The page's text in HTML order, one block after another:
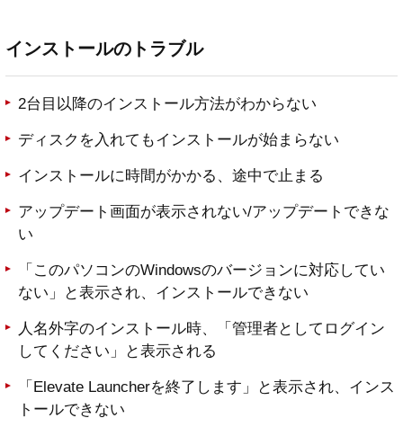
インストールのトラブル
2台目以降のインストール方法がわからない
ディスクを入れてもインストールが始まらない
インストールに時間がかかる、途中で止まる
アップデート画面が表示されない/アップデートできな
い
「このパソコンのWindowsのバージョンに対応してい
ない」と表示され、インストールできない
人名外字のインストール時、「管理者としてログイン
してください」と表示される
「Elevate Launcherを終了します」と表示され、インス
トールできない